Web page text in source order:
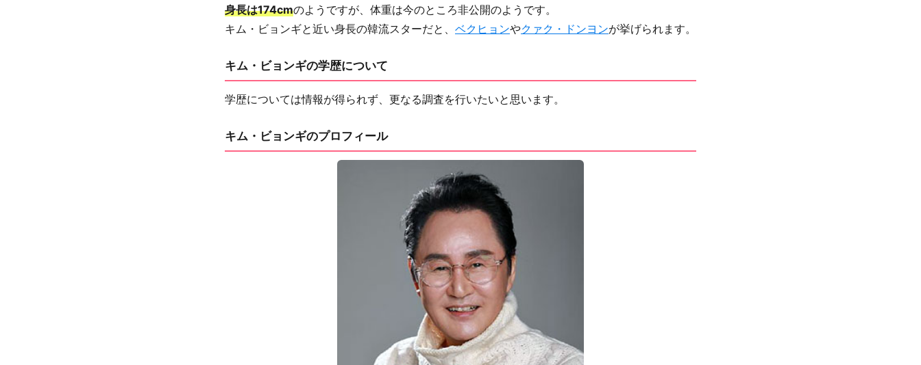
身長は174cmのようですが、体重は今のところ非公開のようです。
キム・ビョンギと近い身長の韓流スターだと、 ベクヒョンやクァク・ドンヨンが挙げられます。
キム・ビョンギの学歴について
学歴については情報が得られず、更なる調査を行いたいと思います。
キム・ビョンギのプロフィール